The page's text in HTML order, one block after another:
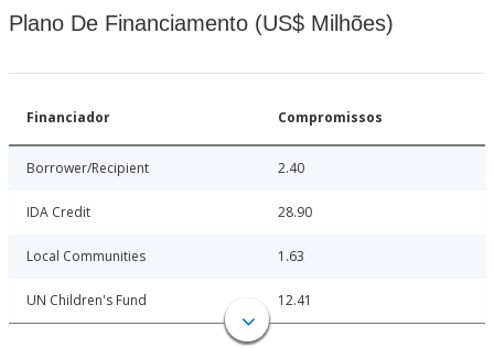
Plano De Financiamento (US$ Milhões)
Financiador Compromissos
Borrower/Recipient 2.40
IDA Credit 28.90
Local Communities 1.63
UN Children's Fund 12.41